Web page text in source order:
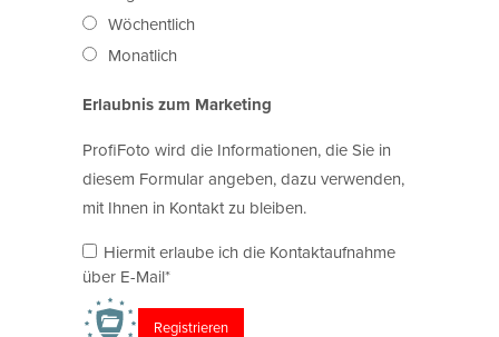
Wöchentlich
Monatlich
Erlaubnis zum Marketing
ProfiFoto wird die Informationen, die Sie in
diesem Formular angeben, dazu verwenden,
mit Ihnen in Kontakt zu bleiben.
Hiermit erlaube ich die Kontaktaufnahme
über E-Mail*